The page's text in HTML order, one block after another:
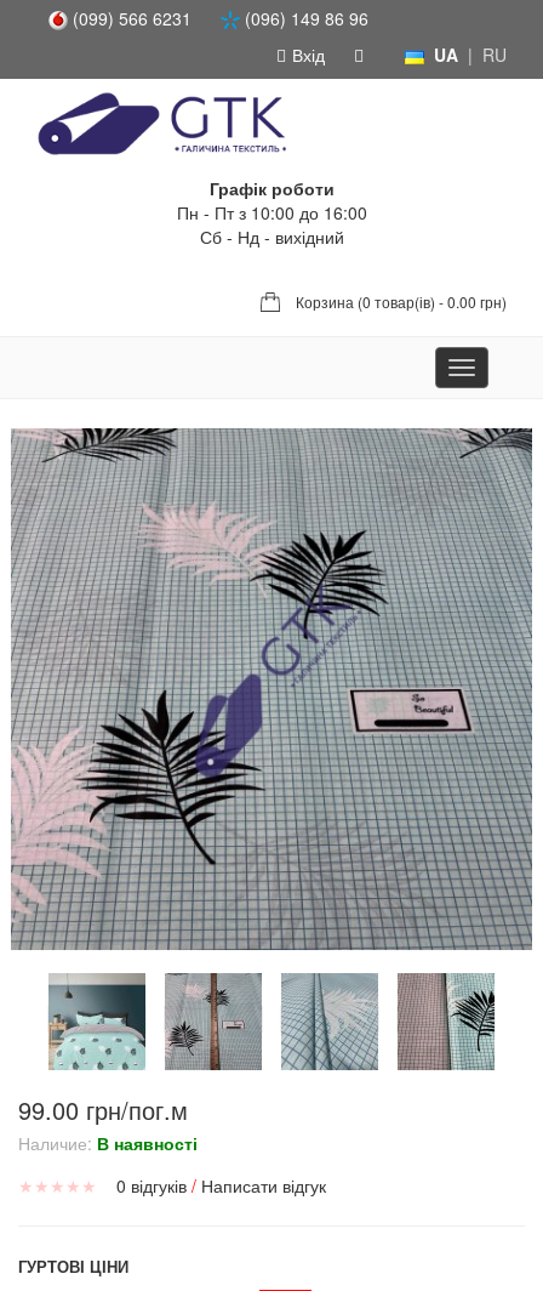
(099) 566 6231
(096) 149 86 96
UA | RU
Вхід
Графік роботи
Пн - Пт з 10:00 до 16:00
Сб - Нд - вихідний
Корзина (0 товар(ів) - 0.00 грн)
Toggle
navigation
99.00 грн/пог.м
Наличие: В наявності
★ ★ ★ ★ ★ 0 відгуків / Написати відгук
ГУРТОВІ ЦІНИ